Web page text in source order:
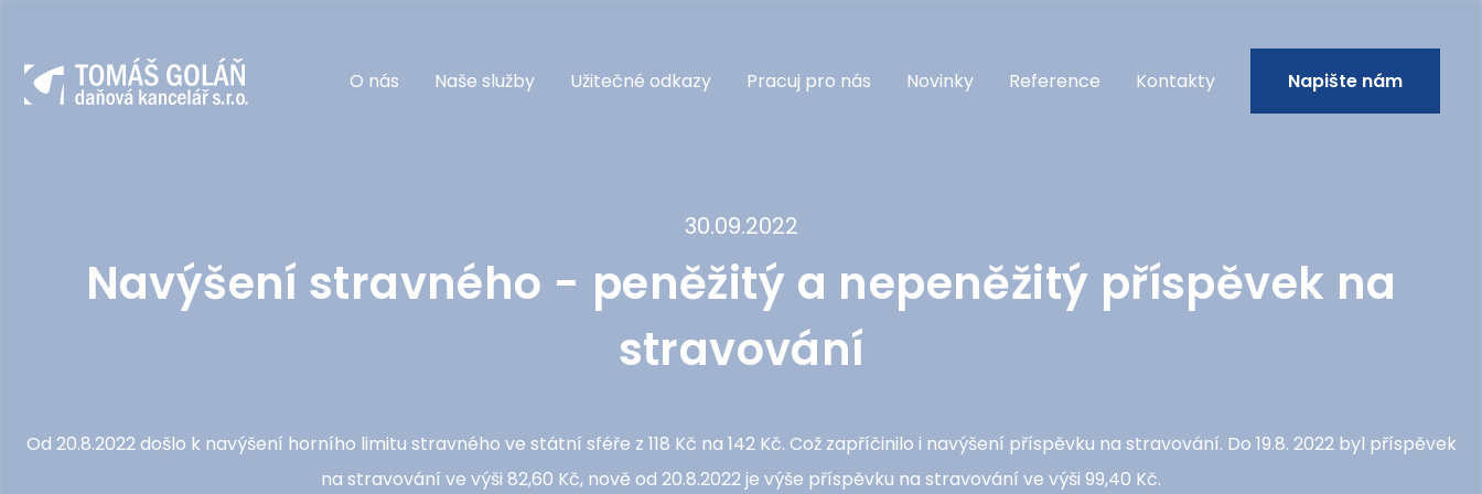
O nás Naše služby Užitečné odkazy Pracuj pro nás Novinky Reference Kontakty Napište nám
30.09.2022
Navýšení stravného - peněžitý a nepeněžitý příspěvek na
stravování
Od 20.8.2022 došlo k navýšení horního limitu stravného ve státní sféře z 118 Kč na 142 Kč. Což zapříčinilo i navýšení příspěvku na stravování. Do 19.8. 2022 byl příspěvek
na stravování ve výši 82,60 Kč, nově od 20.8.2022 je výše příspěvku na stravování ve výši 99,40 Kč.